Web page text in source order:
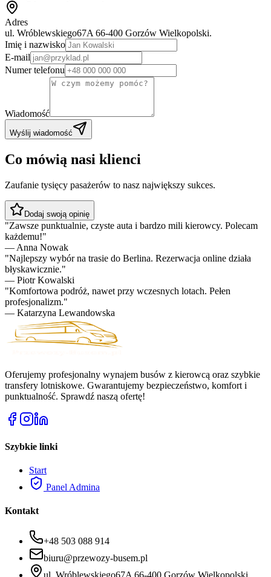
Adres
ul. Wróblewskiego67A 66-400 Gorzów Wielkopolski.
Imię i nazwisko
E-mail
Numer telefonu
Wiadomość
Wyślij wiadomość
Co mówią nasi klienci
Zaufanie tysięcy pasażerów to nasz największy sukces.
Dodaj swoją opinię
"Zawsze punktualnie, czyste auta i bardzo mili kierowcy. Polecam
każdemu!"
— Anna Nowak
"Najlepszy wybór na trasie do Berlina. Rezerwacja online działa
błyskawicznie."
— Piotr Kowalski
"Komfortowa podróż, nawet przy wczesnych lotach. Pełen
profesjonalizm."
— Katarzyna Lewandowska
Oferujemy profesjonalny wynajem busów z kierowcą oraz szybkie
transfery lotniskowe. Gwarantujemy bezpieczeństwo, komfort i
punktualność. Sprawdź naszą ofertę!
Szybkie linki
Start
Panel Admina
Kontakt
+48 503 088 914
biuru@przewozy-busem.pl
ul. Wróblewskiego67A 66-400 Gorzów Wielkopolski.